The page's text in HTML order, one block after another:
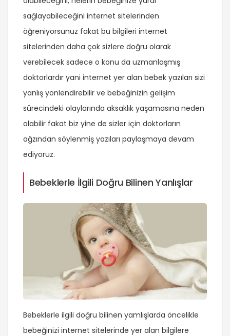
sağlayabileceğini internet sitelerinden
öğreniyorsunuz fakat bu bilgileri internet
sitelerinden daha çok sizlere doğru olarak
verebilecek sadece o konu da uzmanlaşmış
doktorlardır yani internet yer alan bebek yazıları sizi
yanlış yönlendirebilir ve bebeğinizin gelişim
sürecindeki olaylarında aksaklık yaşamasına neden
olabilir fakat biz yine de sizler için doktorların
ağzından söylenmiş yazıları paylaşmaya devam
ediyoruz.
Bebeklerle İlgili Doğru Bilinen Yanlışlar
Bebeklerle ilgili doğru bilinen yamlışlarda öncelikle
bebeğinizi internet sitelerinde yer alan bilgilere